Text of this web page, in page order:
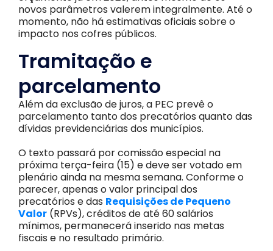
novos parâmetros valerem integralmente. Até o
momento, não há estimativas oficiais sobre o
impacto nos cofres públicos.
Tramitação e
parcelamento
Além da exclusão de juros, a PEC prevê o
parcelamento tanto dos precatórios quanto das
dívidas previdenciárias dos municípios.
O texto passará por comissão especial na
próxima terça-feira (15) e deve ser votado em
plenário ainda na mesma semana. Conforme o
parecer, apenas o valor principal dos
precatórios e das Requisições de Pequeno
Valor (RPVs), créditos de até 60 salários
mínimos, permanecerá inserido nas metas
fiscais e no resultado primário.